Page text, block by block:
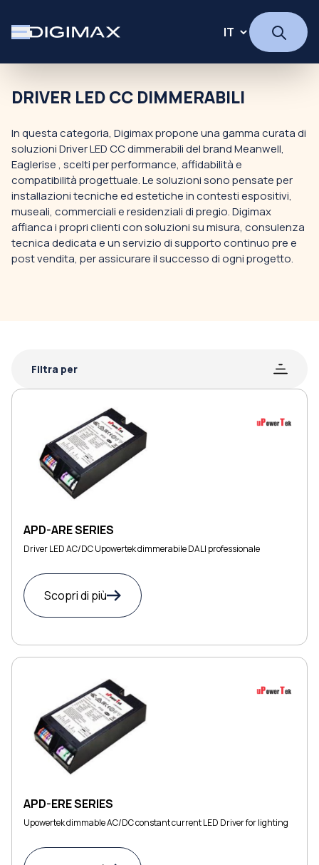
DRIVER LED CC DIMMERABILI
In questa categoria, Digimax propone una gamma curata di
soluzioni Driver LED CC dimmerabili del brand Meanwell,
Eaglerise , scelti per performance, affidabilità e
compatibilità progettuale. Le soluzioni sono pensate per
installazioni tecniche ed estetiche in contesti espositivi,
museali, commerciali e residenziali di pregio. Digimax
affianca i propri clienti con soluzioni su misura, consulenza
tecnica dedicata e un servizio di supporto continuo pre e
post vendita, per assicurare il successo di ogni progetto.
Filtra per
APD-ARE SERIES
Driver LED AC/DC Upowertek dimmerabile DALI professionale
Scopri di più
APD-ERE SERIES
Upowertek dimmable AC/DC constant current LED Driver for lighting